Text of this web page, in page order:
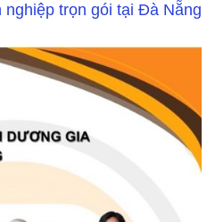
nghiệp trọn gói tại Đà Nẵng